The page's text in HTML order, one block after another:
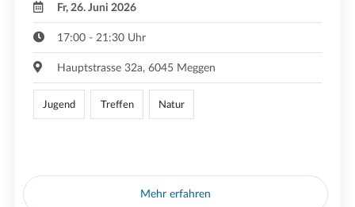
Fr, 26. Juni 2026
17:00 - 21:30 Uhr
Hauptstrasse 32a, 6045 Meggen
Jugend Treffen Natur
Mehr erfahren